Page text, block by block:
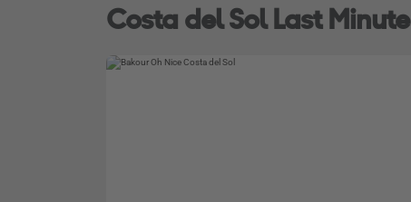
Costa del Sol Last Minute